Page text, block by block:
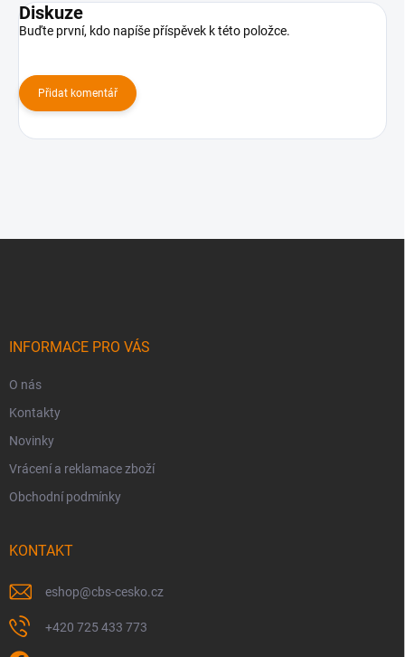
Diskuze
Buďte první, kdo napíše příspěvek k této položce.
Přidat komentář
INFORMACE PRO VÁS
O nás
Kontakty
Novinky
Vrácení a reklamace zboží
Obchodní podmínky
KONTAKT
eshop@cbs-cesko.cz
+420 725 433 773